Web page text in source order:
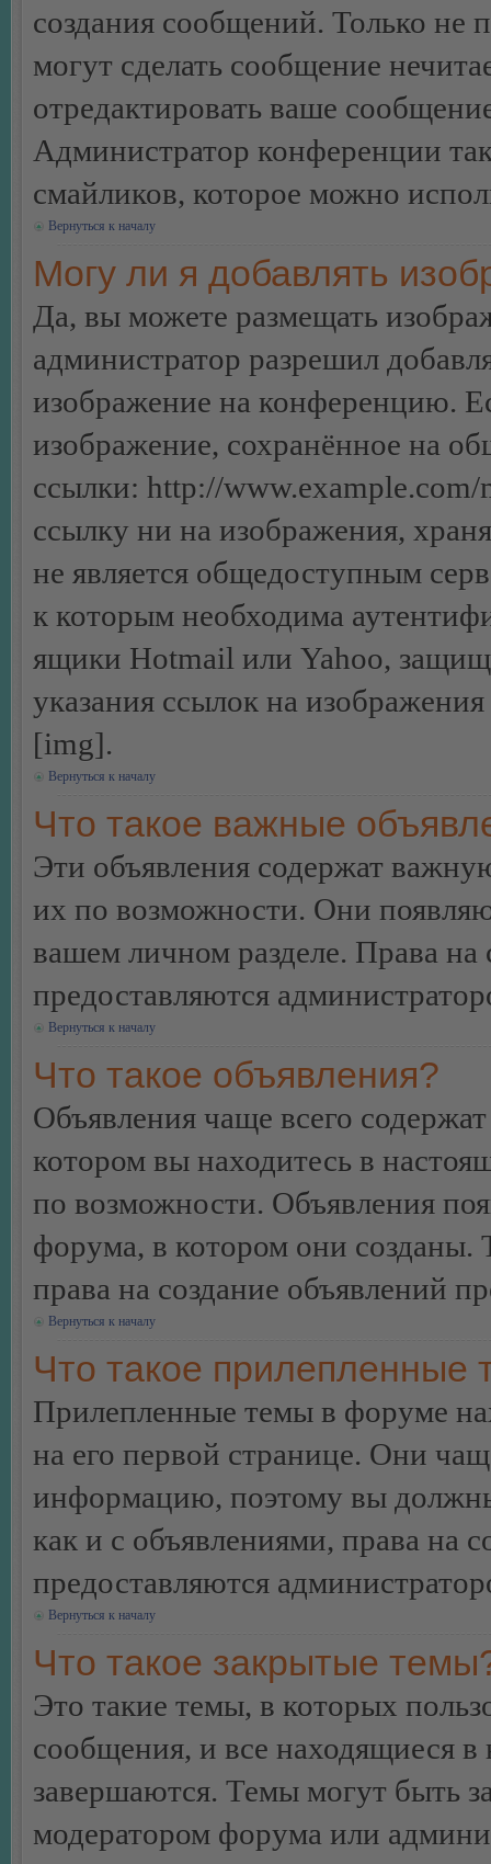
создания сообщений. Только не
могут сделать сообщение
отредактировать ваше
Администратор конференции
смайликов, которое можно
Вернуться к началу
Могу ли я добавлять
Да, вы можете размещать
администратор разрешил
изображение на конференцию.
изображение, сохранённое на
ссылки: http://
ссылку ни на изображения,
не является общедоступным
к которым необходима
ящики Hotmail или Yahoo,
указания ссылок на
[img].
Вернуться к началу
Что такое важные
Эти объявления содержат
их по возможности. Они
вашем личном разделе. Права
предоставляются
Вернуться к началу
Что такое объявления?
Объявления чаще всего
котором вы находитесь в
по возможности. Объявления
форума, в котором они
права на создание объявлений
Вернуться к началу
Что такое прилепленные
Прилепленные темы в форуме
на его первой странице. Они
информацию, поэтому вы
как и с объявлениями, права на
предоставляются
Вернуться к началу
Что такое закрытые
Это такие темы, в которых
сообщения, и все находящиеся
завершаются. Темы могут быть
модератором форума или